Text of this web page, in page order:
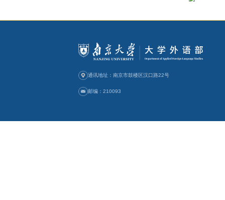
写作》、《
（十五国家
口语教程》
等，以第一
目“英语专业